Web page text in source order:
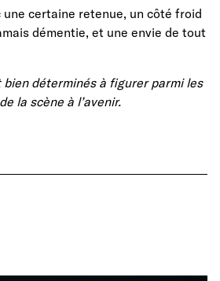
certaine retenue, un côté froid
démentie, et une envie de tout
bien déterminés à figurer parmi les
la scène à l’avenir.